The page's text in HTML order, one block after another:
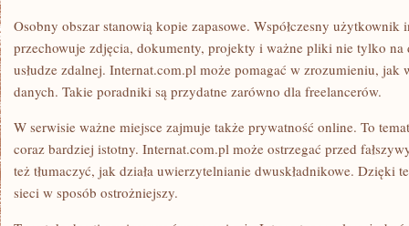
Osobny obszar stanowią kopie zapasowe. Współczesny użytkownik
przechowuje zdjęcia, dokumenty, projekty i ważne pliki nie tylko na
usłudze zdalnej. Internat.com.pl może pomagać w zrozumieniu, jak
danych. Takie poradniki są przydatne zarówno dla freelancerów.
W serwisie ważne miejsce zajmuje także prywatność online. To
coraz bardziej istotny. Internat.com.pl może ostrzegać przed
też tłumaczyć, jak działa uwierzytelnianie dwuskładnikowe. Dzięki
sieci w sposób ostrożniejszy.